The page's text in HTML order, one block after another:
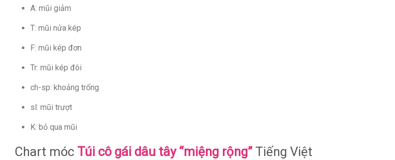
A: mũi giảm
T: mũi nửa kép
F: mũi kép đơn
Tr: mũi kép đôi
ch-sp: khoảng trống
sl: mũi trượt
K: bỏ qua mũi
Chart móc Túi cô gái dâu tây “miệng rộng” Tiếng Việt